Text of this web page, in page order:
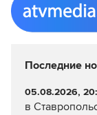
Последние
05.08.2026,
в